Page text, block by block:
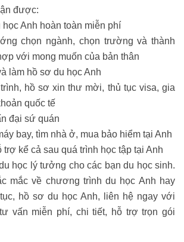
được:
Anh hoàn toàn miễn phí
chọn ngành, chọn trường và thành
với mong muốn của bản thân
làm hồ sơ du học Anh
hồ sơ xin thư mời, thủ tục visa, gia
quốc tế
đại sứ quán
bay, tìm nhà ở, mua bảo hiểm tại Anh
trợ kể cả sau quá trình học tập tại Anh
học lý tưởng cho các bạn du học sinh.
mắc về chương trình du học Anh hay
hồ sơ du học Anh, liên hệ ngay với
vấn miễn phí, chi tiết, hỗ trợ trọn gói